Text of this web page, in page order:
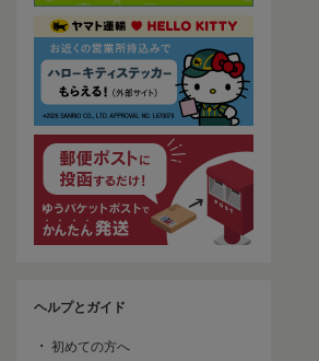
ヘルプとガイド
初めての方へ